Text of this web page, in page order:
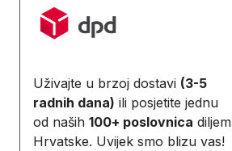
Uživajte u brzoj dostavi (3-5
radnih dana) ili posjetite jednu
od naših 100+ poslovnica diljem
Hrvatske. Uvijek smo blizu vas!